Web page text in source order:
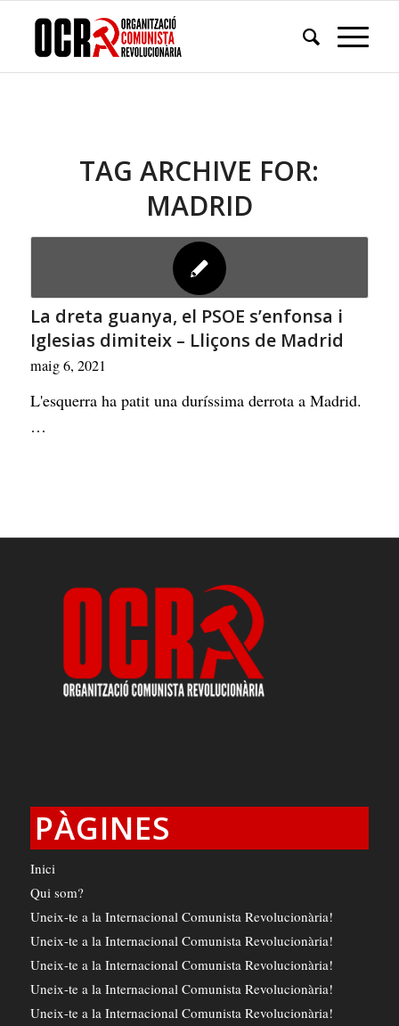
TAG ARCHIVE FOR:
MADRID
La dreta guanya, el PSOE s’enfonsa i
Iglesias dimiteix – Lliçons de Madrid
maig 6, 2021
L'esquerra ha patit una duríssima derrota a Madrid.
…
PÀGINES
Inici
Qui som?
Uneix-te a la Internacional Comunista Revolucionària!
Uneix-te a la Internacional Comunista Revolucionària!
Uneix-te a la Internacional Comunista Revolucionària!
Uneix-te a la Internacional Comunista Revolucionària!
Uneix-te a la Internacional Comunista Revolucionària!